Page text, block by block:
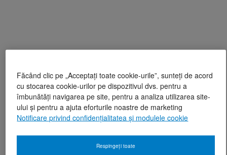
Făcând clic pe „Acceptați toate cookie-urile”, sunteți de acord
cu stocarea cookie-urilor pe dispozitivul dvs. pentru a
îmbunătăți navigarea pe site, pentru a analiza utilizarea site-
ului și pentru a ajuta eforturile noastre de marketing
Notificare privind confidențialitatea și modulele cookie
Respingeți toate